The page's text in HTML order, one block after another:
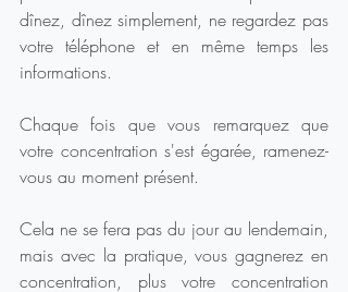
dînez, dînez simplement, ne regardez pas
votre téléphone et en même temps les
informations.
Chaque fois que vous remarquez que
votre concentration s'est égarée, ramenez-
vous au moment présent.
Cela ne se fera pas du jour au lendemain,
mais avec la pratique, vous gagnerez en
concentration, plus votre concentration